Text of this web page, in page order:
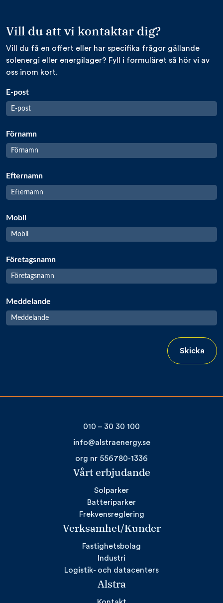
Vill du att vi kontaktar dig?
Vill du få en offert eller har specifika frågor gällande
solenergi eller energilager? Fyll i formuläret så hör vi av
oss inom kort.
E-post
Förnamn
Efternamn
Mobil
Företagsnamn
Meddelande
Skicka
010 – 30 30 100
info@alstraenergy.se
org nr 556780-1336
Vårt erbjudande
Solparker
Batteriparker
Frekvensreglering
Verksamhet/Kunder
Fastighetsbolag
Industri
Logistik- och datacenters
Alstra